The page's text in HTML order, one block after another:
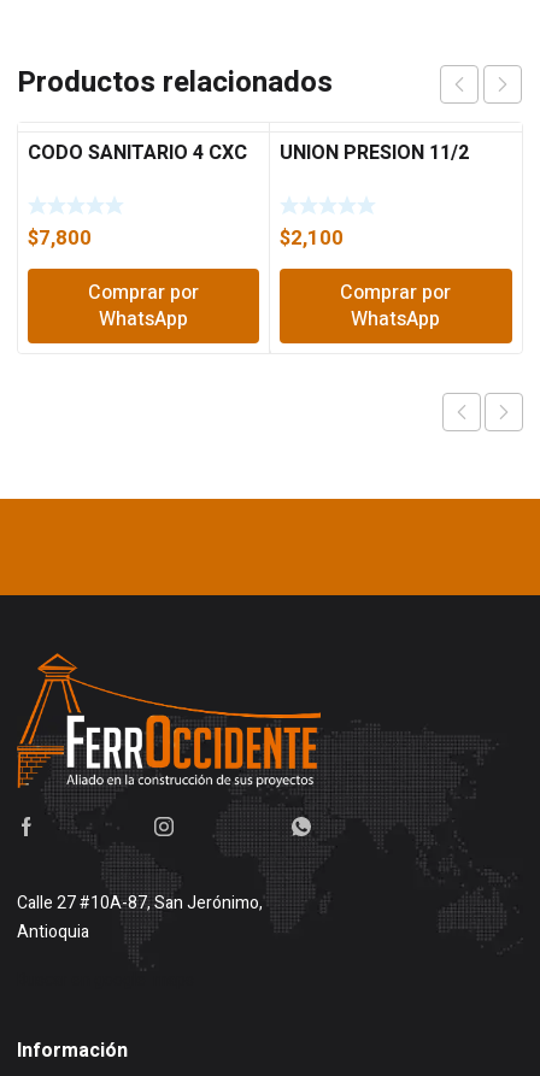
Productos relacionados
CODO SANITARIO 4 CXC
$7,800
Comprar por
WhatsApp
UNION PRESION 11/2
$2,100
Comprar por
WhatsApp
Calle 27 #10A-87, San Jerónimo,
Antioquia
Información